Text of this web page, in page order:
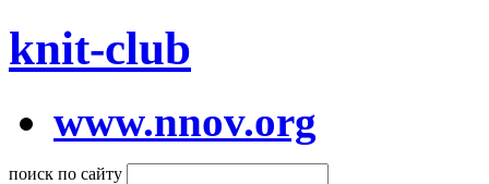
knit-club
www.nnov.org
поиск по сайту